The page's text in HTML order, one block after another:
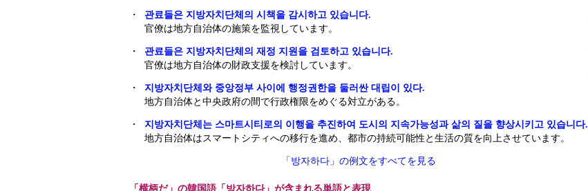
・
관료들은 지방자치단체의 시책을 감시하고 있습니다.
官僚は地方自治体の施策を監視しています。
・
관료들은 지방자치단체의 재정 지원을 검토하고 있습니다.
官僚は地方自治体の財政支援を検討しています。
・
지방자치단체와 중앙정부 사이에 행정권한을 둘러싼 대립이 있다.
地方自治体と中央政府の間で行政権限をめぐる対立がある。
・
지방자치단체는 스마트시티로의 이행을 추진하여 도시의 지속가능성과 삶의 질을 향상시키고 있습니다.
地方自治体はスマートシティへの移行を進め、都市の持続可能性と生活の質を向上させています。
「방자하다」の例文をすべてを見る
「横柄だ」の韓国語「방자하다」が含まれる単語と表現